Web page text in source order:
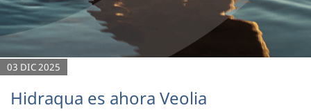
03 DIC 2025
Hidraqua es ahora Veolia